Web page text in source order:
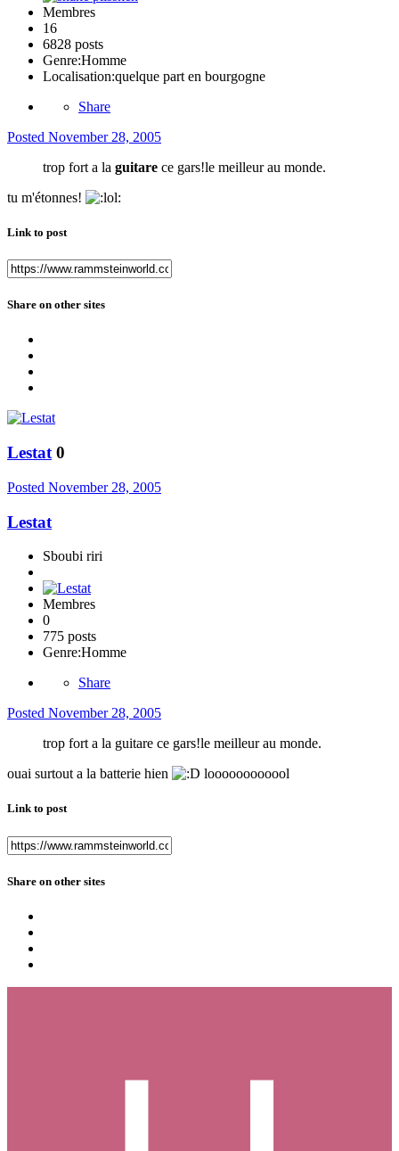
Membres
16
6828 posts
Genre:Homme
Localisation:quelque part en bourgogne
Share
Posted November 28, 2005
trop fort a la guitare ce gars!le meilleur au monde.
tu m'étonnes!
Link to post
Share on other sites
Lestat 0
Posted November 28, 2005
Lestat
Sboubi riri
Membres
0
775 posts
Genre:Homme
Share
Posted November 28, 2005
trop fort a la guitare ce gars!le meilleur au monde.
ouai surtout a la batterie hien
loooooooooool
Link to post
Share on other sites